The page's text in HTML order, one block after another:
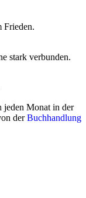
Frieden.
stark verbunden.
jeden Monat in der
derBuch­hand­lung